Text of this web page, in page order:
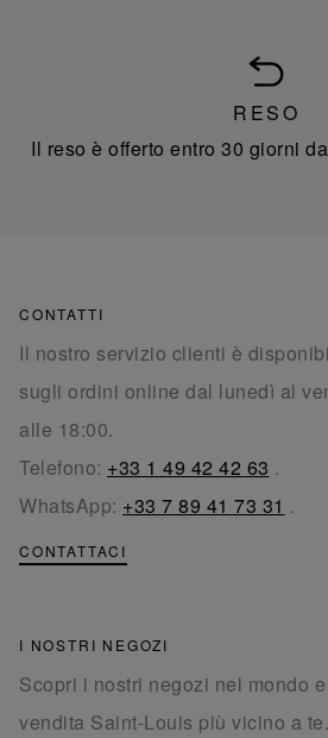
RESO
Il reso è offerto entro 30 giorni
CONTATTI
Il nostro servizio clienti è
sugli ordini online dal lunedì al
alle 18:00.
Telefono: +33 1 49 42 42 63 .
WhatsApp: +33 7 89 41 73 31 .
CONTATTACI
I NOSTRI NEGOZI
Scopri i nostri negozi nel mondo
vendita Saint-Louis più vicino a te.